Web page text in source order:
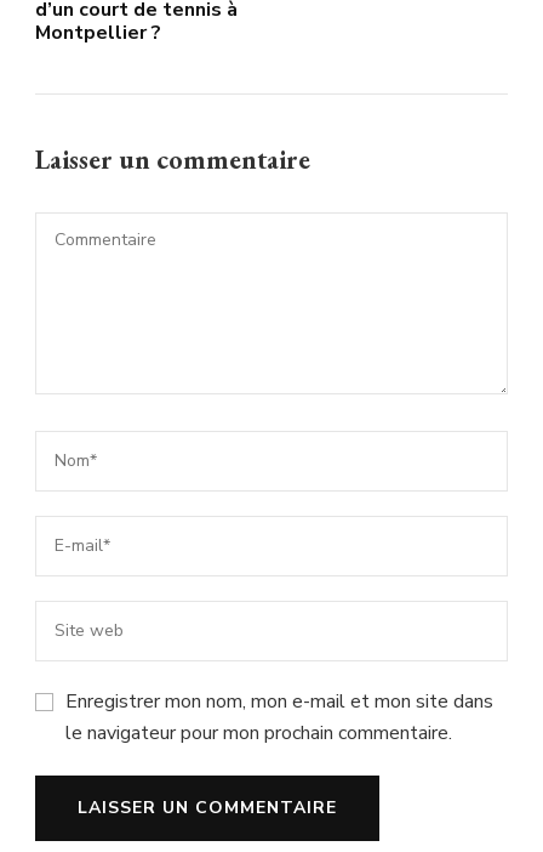
d’un court de tennis à
Montpellier ?
Laisser un commentaire
Enregistrer mon nom, mon e-mail et mon site dans
le navigateur pour mon prochain commentaire.